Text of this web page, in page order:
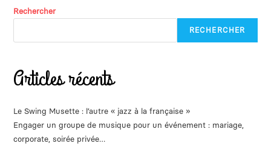
Rechercher
RECHERCHER
Articles récents
Le Swing Musette : l’autre « jazz à la française »
Engager un groupe de musique pour un événement : mariage,
corporate, soirée privée…